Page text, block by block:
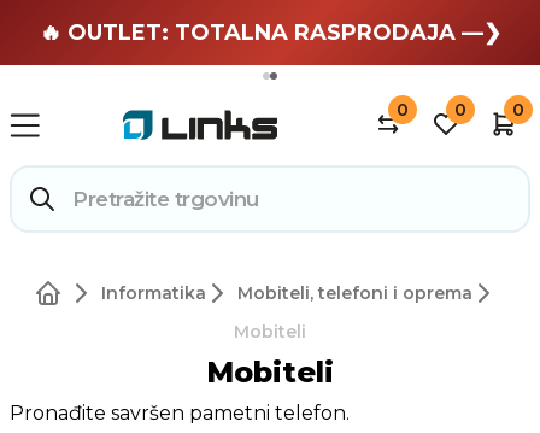
🏄 Zaslužuješ odmor —❯
🔥 OUTLET: TOTALNA RASPRODAJA —❯
0 0 0
Informatika
Mobiteli, telefoni i oprema
Mobiteli
Mobiteli
Pronađite savršen pametni telefon.